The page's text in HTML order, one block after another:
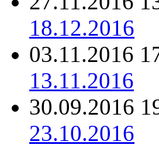
18.12.2016
03.11.2016
13.11.2016
30.09.2016
23.10.2016